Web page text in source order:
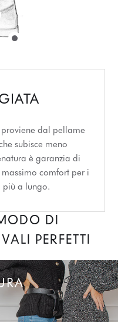
dal pellame
subisce meno
è garanzia di
comfort per i
più a lungo.
DI
PERFETTI